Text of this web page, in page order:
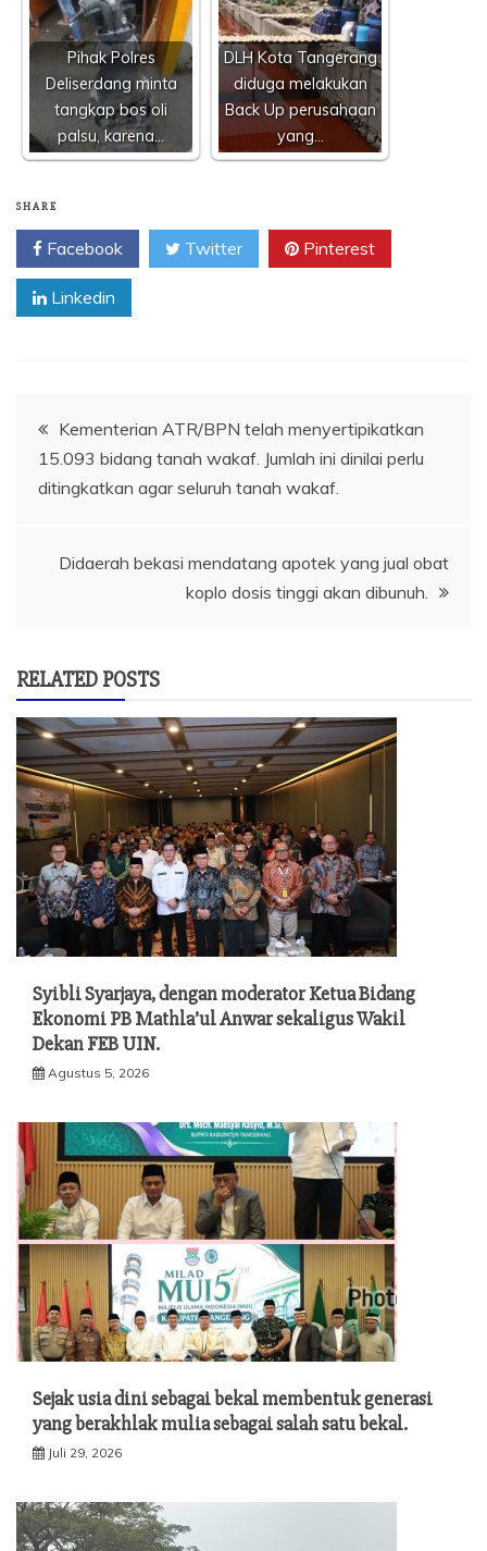
Pihak Polres
Deliserdang minta
tangkap bos oli
palsu, karena…
DLH Kota Tangerang
diduga melakukan
Back Up perusahaan
yang…
SHARE
Facebook Twitter Pinterest
Linkedin
Navigasi
pos
Kementerian ATR/BPN telah menyertipikatkan
15.093 bidang tanah wakaf. Jumlah ini dinilai perlu
ditingkatkan agar seluruh tanah wakaf.
Didaerah bekasi mendatang apotek yang jual obat
koplo dosis tinggi akan dibunuh.
RELATED POSTS
Syibli Syarjaya, dengan moderator Ketua Bidang
Ekonomi PB Mathla’ul Anwar sekaligus Wakil
Dekan FEB UIN.
Agustus 5, 2026
Sejak usia dini sebagai bekal membentuk generasi
yang berakhlak mulia sebagai salah satu bekal.
Juli 29, 2026